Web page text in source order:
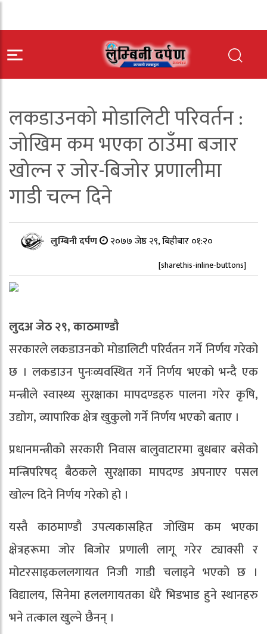
लकडाउनको मोडालिटी परिवर्तन :
जोखिम कम भएका ठाउँमा बजार
खोल्न र जोर-बिजोर प्रणालीमा
गाडी चल्न दिने
लुम्बिनी दर्पण २०७७ जेष्ठ २९, बिहीबार ०१:२०
[sharethis-inline-buttons]
लुदअ जेठ २९, काठमाण्डौ
सरकारले लकडाउनको मोडालिटी परिर्वतन गर्ने निर्णय गरेको
छ । लकडाउन पुनःव्यवस्थित गर्ने निर्णय भएको भन्दै एक
मन्त्रीले स्वास्थ्य सुरक्षाका मापदण्डहरु पालना गरेर कृषि,
उद्योग, व्यापारिक क्षेत्र खुकुलो गर्ने निर्णय भएको बताए ।
प्रधानमन्त्रीको सरकारी निवास बालुवाटारमा बुधबार बसेको
मन्त्रिपरिषद् बैठकले सुरक्षाका मापदण्ड अपनाएर पसल
खोल्न दिने निर्णय गरेको हो ।
यस्तै काठमाण्डौ उपत्यकासहित जोखिम कम भएका
क्षेत्रहरूमा जोर बिजोर प्रणाली लागू गरेर ट्याक्सी र
मोटरसाइकललगायत निजी गाडी चलाइने भएको छ ।
विद्यालय, सिनेमा हललगायतका धेरै भिडभाड हुने स्थानहरु
भने तत्काल खुल्ने छैनन् ।